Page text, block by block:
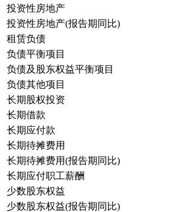
投资性房地产
投资性房地产(报告期同比)
租赁负债
负债平衡项目
负债及股东权益平衡项目
负债其他项目
长期股权投资
长期借款
长期应付款
长期待摊费用
长期待摊费用(报告期同比)
长期应付职工薪酬
少数股东权益
少数股东权益(报告期同比)